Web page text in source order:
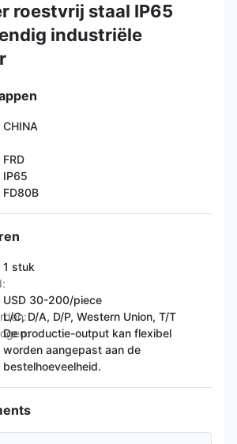
roestvrij staal IP65
industriële
CHINA
FRD
IP65
FD80B
1 stuk
USD 30-200/piece
L/C, D/A, D/P, Western Union, T/T
De productie-output kan flexibel
worden aangepast aan de
bestelhoeveelheid.